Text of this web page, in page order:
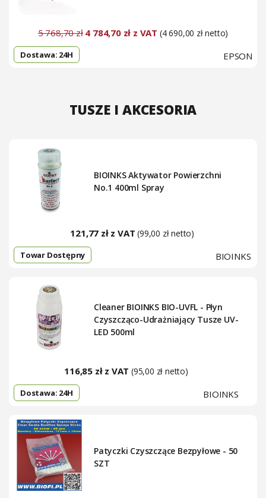
5 768,70 zł4 784,70 zł z VAT (4 690,00 zł netto)
EPSON
Dostawa: 24H
TUSZE I AKCESORIA
BIOINKS Aktywator Powierzchni
No.1 400ml Spray
121,77 zł z VAT (99,00 zł netto)
BIOINKS
Towar Dostępny
Cleaner BIOINKS BIO-UVFL - Płyn
Czyszcząco-Udrażniający Tusze UV-
LED 500ml
116,85 zł z VAT (95,00 zł netto)
BIOINKS
Dostawa: 24H
Patyczki Czyszczące Bezpyłowe - 50
SZT